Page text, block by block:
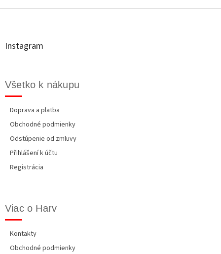
ii
á
Instagram
Všetko k nákupu
Doprava a platba
Obchodné podmienky
Odstúpenie od zmluvy
Přihlášení k účtu
Registrácia
Viac o Harv
Kontakty
Obchodné podmienky